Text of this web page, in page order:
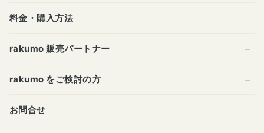
料金・購入方法
rakumo 販売パートナー
rakumo をご検討の方
お問合せ